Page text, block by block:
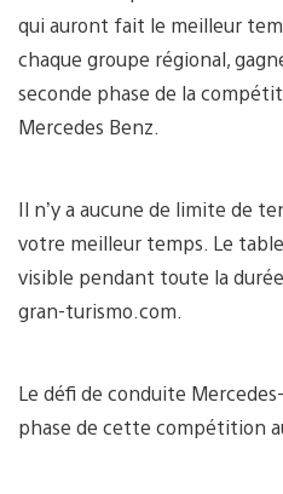
qui auront fait le meilleur
chaque groupe régional,
seconde phase de la
Mercedes Benz.
Il n’y a aucune de limite de
votre meilleur temps. Le
visible pendant toute la
gran-turismo.com.
Le défi de conduite
phase de cette compétition